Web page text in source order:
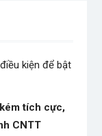
kiện để bật
tích cực,
CNTT